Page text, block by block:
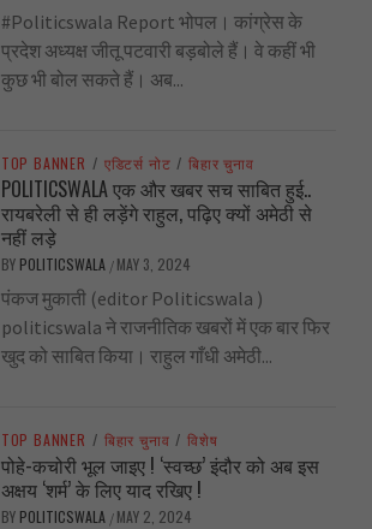
#Politicswala Report भोपल। कांग्रेस के
प्रदेश अध्यक्ष जीतू पटवारी बड़बोले हैं। वे कहीं भी
कुछ भी बोल सकते हैं। अब...
TOP BANNER / एडिटर्स नोट / बिहार चुनाव
POLITICSWALA एक और खबर सच साबित हुई..
रायबरेली से ही लड़ेंगे राहुल, पढ़िए क्यों अमेठी से
नहीं लड़े
BY POLITICSWALA / MAY 3, 2024
पंकज मुकाती (editor Politicswala )
politicswala ने राजनीतिक खबरों में एक बार फिर
खुद को साबित किया। राहुल गाँधी अमेठी...
TOP BANNER / बिहार चुनाव / विशेष
पोहे-कचोरी भूल जाइए ! ‘स्वच्छ’ इंदौर को अब इस
अक्षय ‘शर्म’ के लिए याद रखिए !
BY POLITICSWALA / MAY 2, 2024